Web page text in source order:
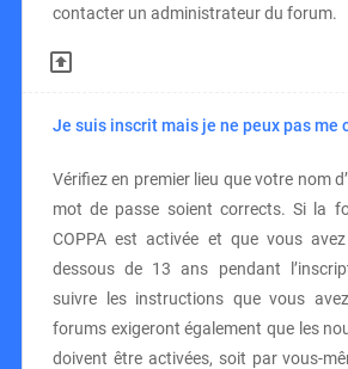
contacter un administrateur du forum.
Je suis inscrit mais je ne peux pas me
Vérifiez en premier lieu que votre nom
mot de passe soient corrects. Si la
COPPA est activée et que vous
dessous de 13 ans pendant
suivre les instructions que vous
forums exigeront également que les
doivent être activées, soit par vous-